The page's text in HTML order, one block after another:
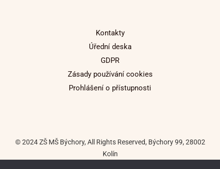
Kontakty
Úřední deska
GDPR
Zásady používání cookies
Prohlášení o přístupnosti
© 2024 ZŠ MŠ Býchory, All Rights Reserved, Býchory 99, 28002
Kolín